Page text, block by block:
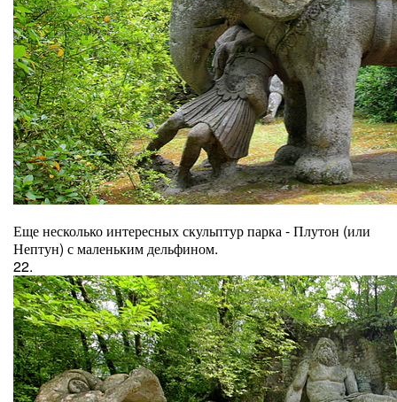
Еще несколько интересных скульптур парка - Плутон (или
Нептун) с маленьким дельфином.
22.